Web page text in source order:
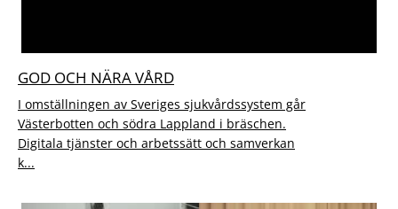
GOD OCH NÄRA VÅRD
I omställningen av Sveriges sjukvårdssystem går
Västerbotten och södra Lappland i bräschen.
Digitala tjänster och arbetssätt och samverkan
k...